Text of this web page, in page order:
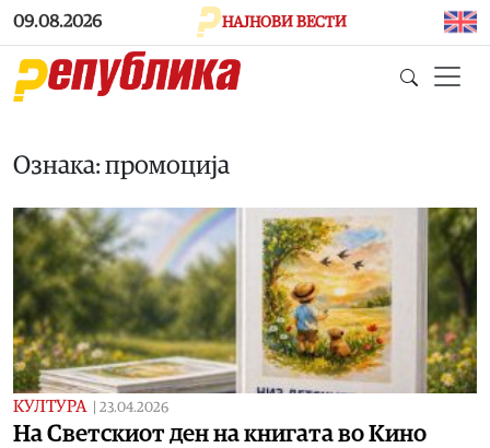
Skip to main content
09.08.2026 НАЈНОВИ ВЕСТИ
Ознака: промоција
КУЛТУРА 23.04.2026
На Светскиот ден на книгата во Кино